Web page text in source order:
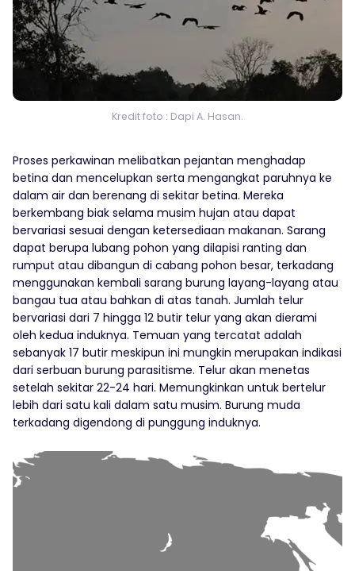
Kredit foto : Dapi A. Hasan.
Proses perkawinan melibatkan pejantan menghadap
betina dan mencelupkan serta mengangkat paruhnya ke
dalam air dan berenang di sekitar betina. Mereka
berkembang biak selama musim hujan atau dapat
bervariasi sesuai dengan ketersediaan makanan. Sarang
dapat berupa lubang pohon yang dilapisi ranting dan
rumput atau dibangun di cabang pohon besar, terkadang
menggunakan kembali sarang burung layang-layang atau
bangau tua atau bahkan di atas tanah. Jumlah telur
bervariasi dari 7 hingga 12 butir telur yang akan dierami
oleh kedua induknya. Temuan yang tercatat adalah
sebanyak 17 butir meskipun ini mungkin merupakan indikasi
dari serbuan burung parasitisme. Telur akan menetas
setelah sekitar 22-24 hari. Memungkinkan untuk bertelur
lebih dari satu kali dalam satu musim. Burung muda
terkadang digendong di punggung induknya.